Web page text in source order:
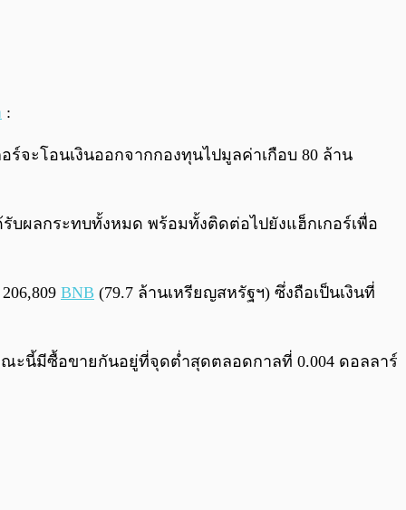
:
ร์จะโอนเงินออกจากกองทุนไปมูลค่าเกือบ 80 ล้าน
บผลกระทบทั้งหมด พร้อมทั้งติดต่อไปยังแฮ็กเกอร์เพื่อ
BNB (79.7 ล้านเหรียญสหรัฐฯ) ซึ่งถือเป็นเงินที่
ณะนี้มีซื้อขายกันอยู่ที่จุดต่ำสุดตลอดกาลที่ 0.004 ดอลลาร์